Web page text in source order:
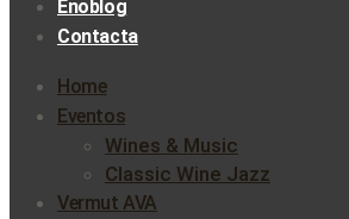
Enoblog
Contacta
Home
Eventos
Wines & Music
Classic Wine Jazz
Vermut AVA